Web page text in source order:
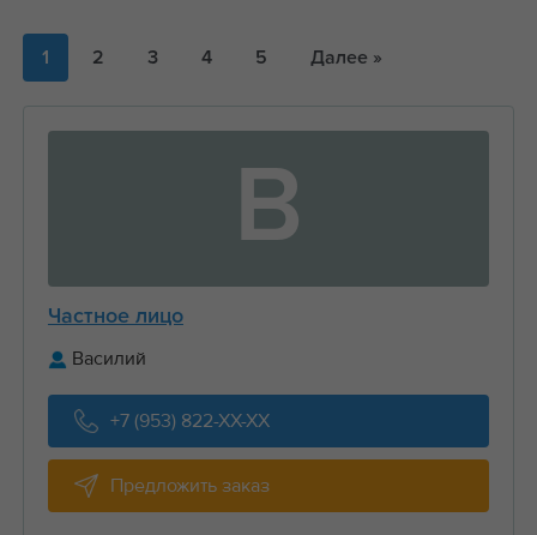
1 2 3 4 5 Далее »
В
Частное лицо
Василий
+7 (953) 822-XX-XX
Предложить заказ